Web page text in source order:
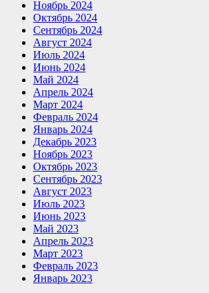
Ноябрь 2024
Октябрь 2024
Сентябрь 2024
Август 2024
Июль 2024
Июнь 2024
Май 2024
Апрель 2024
Март 2024
Февраль 2024
Январь 2024
Декабрь 2023
Ноябрь 2023
Октябрь 2023
Сентябрь 2023
Август 2023
Июль 2023
Июнь 2023
Май 2023
Апрель 2023
Март 2023
Февраль 2023
Январь 2023